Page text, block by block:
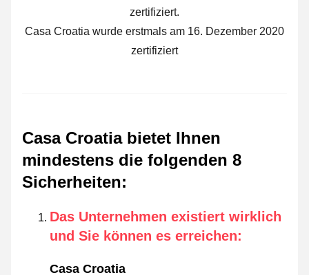
zertifiziert.
Casa Croatia wurde erstmals am 16. Dezember 2020
zertifiziert
Casa Croatia bietet Ihnen
mindestens die folgenden 8
Sicherheiten:
Das Unternehmen existiert wirklich
und Sie können es erreichen:
Casa Croatia